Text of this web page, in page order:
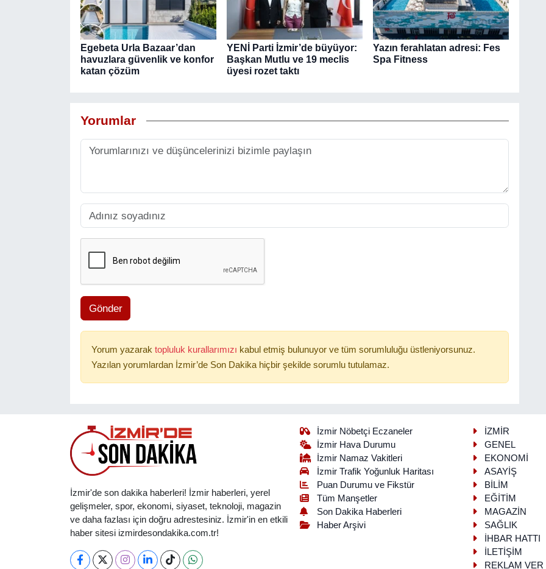
Egebeta Urla Bazaar’dan
havuzlara güvenlik ve konfor
katan çözüm
YENİ Parti İzmir’de büyüyor:
Başkan Mutlu ve 19 meclis
üyesi rozet taktı
Yazın ferahlatan adresi: Fes
Spa Fitness
Yorumlar
Gönder
Yorum yazarak topluluk kurallarımızı kabul etmiş bulunuyor ve tüm sorumluluğu üstleniyorsunuz.
Yazılan yorumlardan İzmir’de Son Dakika hiçbir şekilde sorumlu tutulamaz.
İzmir'de son dakika haberleri! İzmir haberleri, yerel
gelişmeler, spor, ekonomi, siyaset, teknoloji, magazin
ve daha fazlası için doğru adrestesiniz. İzmir'in en etkili
haber sitesi izmirdesondakika.com.tr!
İzmir Nöbetçi Eczaneler
İzmir Hava Durumu
İzmir Namaz Vakitleri
İzmir Trafik Yoğunluk Haritası
Puan Durumu ve Fikstür
Tüm Manşetler
Son Dakika Haberleri
Haber Arşivi
İZMİR
GENEL
EKONOMİ
ASAYİŞ
BİLİM
EĞİTİM
MAGAZİN
SAĞLIK
İHBAR HATTI
İLETİŞİM
REKLAM VER